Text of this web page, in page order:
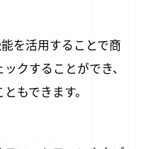
を活用することで商
クすることができ、
もできます。